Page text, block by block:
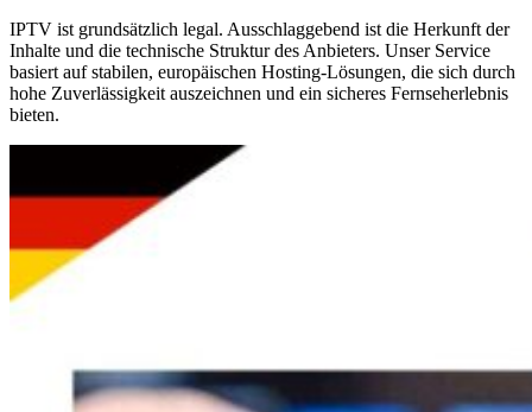
IPTV ist grundsätzlich legal. Ausschlaggebend ist die Herkunft der
Inhalte und die technische Struktur des Anbieters. Unser Service
basiert auf stabilen, europäischen Hosting-Lösungen, die sich durch
hohe Zuverlässigkeit auszeichnen und ein sicheres Fernseherlebnis
bieten.